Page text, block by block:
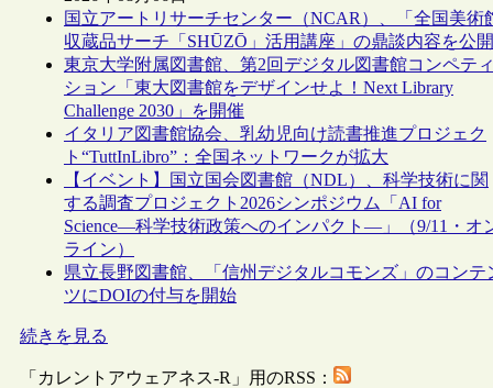
国立アートリサーチセンター（NCAR）、「全国美術
収蔵品サーチ「SHŪZŌ」活用講座」の鼎談内容を公開
東京大学附属図書館、第2回デジタル図書館コンペティ
ション「東大図書館をデザインせよ！Next Library
Challenge 2030」を開催
イタリア図書館協会、乳幼児向け読書推進プロジェク
ト“TuttInLibro”：全国ネットワークが拡大
【イベント】国立国会図書館（NDL）、科学技術に関
する調査プロジェクト2026シンポジウム「AI for
Science―科学技術政策へのインパクト―」（9/11・オ
ライン）
県立長野図書館、「信州デジタルコモンズ」のコンテ
ツにDOIの付与を開始
続きを見る
「カレントアウェアネス-R」用のRSS：